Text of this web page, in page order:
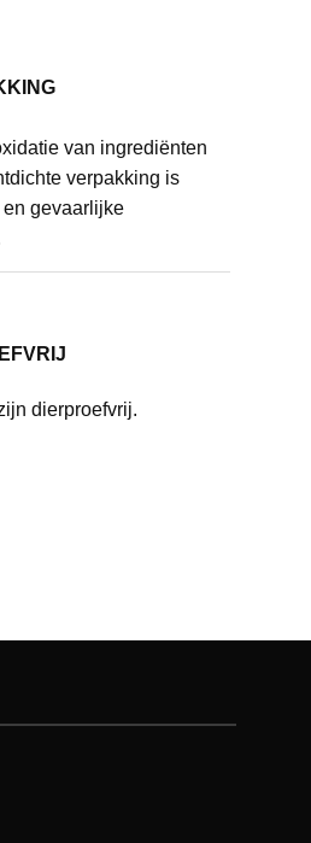
van ingrediënten
verpakking is
gevaarlijke
dierproefvrij.